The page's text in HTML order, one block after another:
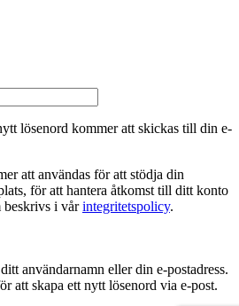
lösenord kommer att skickas till din e-
att användas för att stödja din
för att hantera åtkomst till ditt konto
beskrivs i vårintegritetspolicy.
användarnamn eller din e-postadress.
att skapa ett nytt lösenord via e-post.